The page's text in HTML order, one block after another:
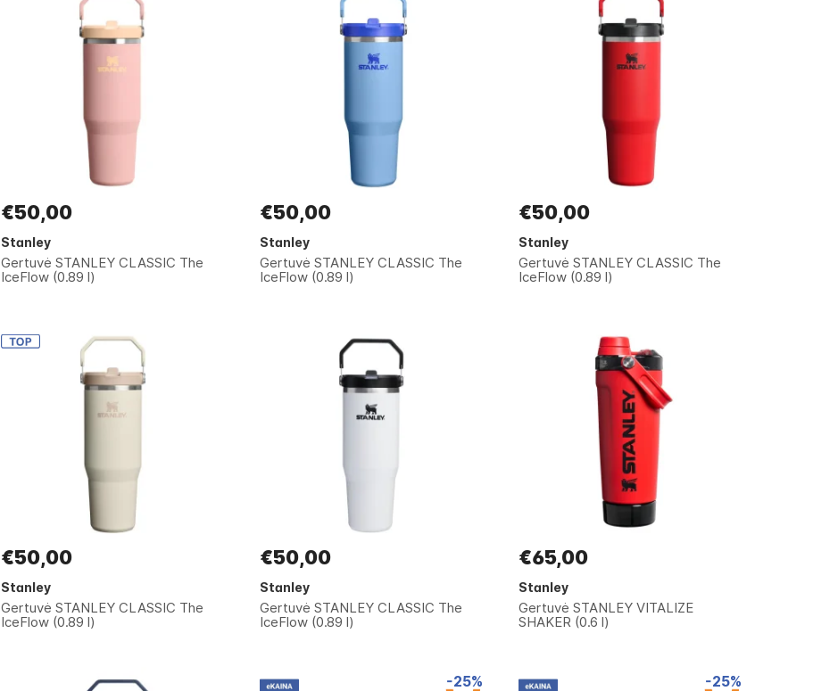
€50,00
Stanley
Gertuvė STANLEY CLASSIC The
IceFlow (0.89 l)
€50,00
Stanley
Gertuvė STANLEY CLASSIC The
IceFlow (0.89 l)
€50,00
Stanley
Gertuvė STANLEY CLASSIC The
IceFlow (0.89 l)
€50,00
Stanley
Gertuvė STANLEY CLASSIC The
IceFlow (0.89 l)
€50,00
Stanley
Gertuvė STANLEY CLASSIC The
IceFlow (0.89 l)
€65,00
Stanley
Gertuvė STANLEY VITALIZE
SHAKER (0.6 l)
-25% -25%